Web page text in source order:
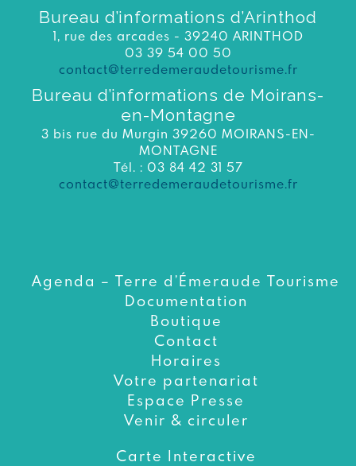
Bureau d’informations d’Arinthod
1, rue des arcades - 39240 ARINTHOD
03 39 54 00 50
contact@terredemeraudetourisme.fr
Bureau d’informations de Moirans-
en-Montagne
3 bis rue du Murgin 39260 MOIRANS-EN-
MONTAGNE
Tél. : 03 84 42 31 57
contact@terredemeraudetourisme.fr
Agenda – Terre d’Émeraude Tourisme
Documentation
Boutique
Contact
Horaires
Votre partenariat
Espace Presse
Venir & circuler
Carte Interactive